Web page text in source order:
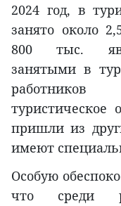
2024 год, в
занято около
800 тыс.
занятыми в
туристическое
пришли из
имеют
Особую
что среди